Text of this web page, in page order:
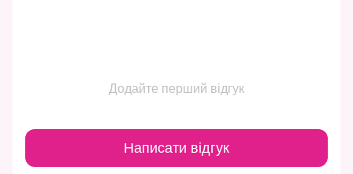
Додайте перший відгук
Написати відгук